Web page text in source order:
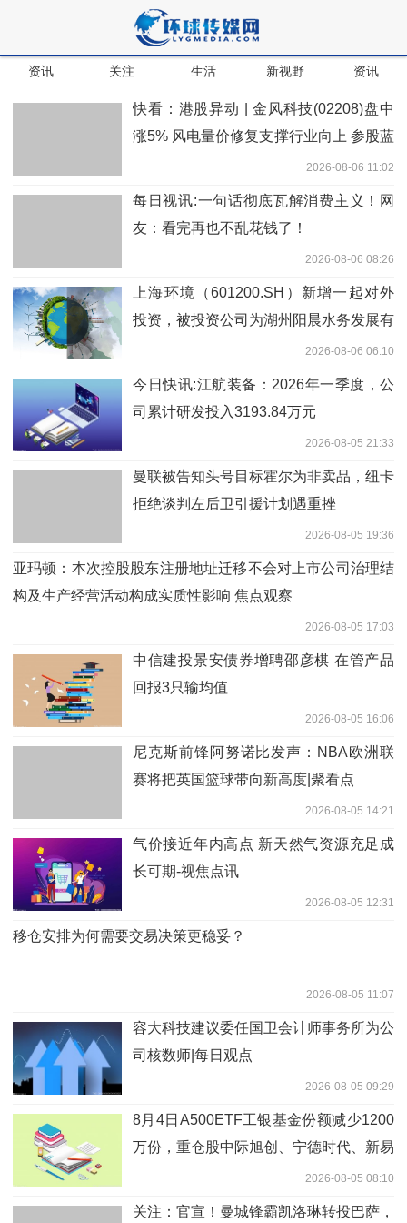
资讯 关注 生活 新视野 资讯
快看：港股异动 | 金风科技(02208)盘中
涨5% 风电量价修复支撑行业向上 参股蓝
2026-08-06 11:02
每日视讯:一句话彻底瓦解消费主义！网
友：看完再也不乱花钱了！
2026-08-06 08:26
上海环境（601200.SH）新增一起对外
投资，被投资公司为湖州阳晨水务发展有
2026-08-06 06:10
今日快讯:江航装备：2026年一季度，公
司累计研发投入3193.84万元
2026-08-05 21:33
曼联被告知头号目标霍尔为非卖品，纽卡
拒绝谈判左后卫引援计划遇重挫
2026-08-05 19:36
亚玛顿：本次控股股东注册地址迁移不会对上市公司治理结
构及生产经营活动构成实质性影响 焦点观察
2026-08-05 17:03
中信建投景安债券增聘邵彦棋 在管产品
回报3只输均值
2026-08-05 16:06
尼克斯前锋阿努诺比发声：NBA欧洲联
赛将把英国篮球带向新高度|聚看点
2026-08-05 14:21
气价接近年内高点 新天然气资源充足成
长可期-视焦点讯
2026-08-05 12:31
移仓安排为何需要交易决策更稳妥？
2026-08-05 11:07
容大科技建议委任国卫会计师事务所为公
司核数师|每日观点
2026-08-05 09:29
8月4日A500ETF工银基金份额减少1200
万份，重仓股中际旭创、宁德时代、新易
2026-08-05 08:10
关注：官宣！曼城锋霸凯洛琳转投巴萨，